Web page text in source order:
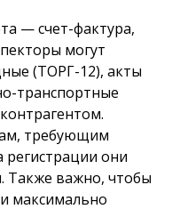
— счет-фактура,
могут
(ТОРГ-12), акты
транспортные
требующим
регистрации они
Также важно, чтобы
максимально